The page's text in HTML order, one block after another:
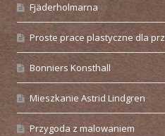
Fjäderholmarna
Proste prace plastyczne dla
Bonniers Konsthall
Mieszkanie Astrid Lindgren
Przygoda z malowaniem